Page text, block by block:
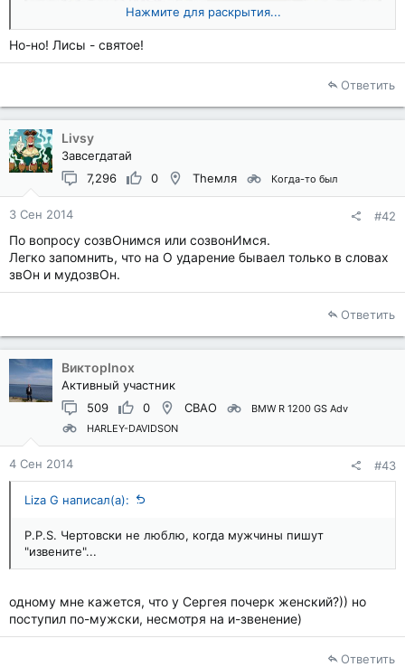
Нажмите для раскрытия...
Но-но! Лисы - святое!
Ответить
Livsy
Завсегдатай
7,296
0 Theмля Когда-то был
3 Сен 2014 #42
По вопросу созвОнимся или созвонИмся.
Легко запомнить, что на О ударение бываел только в словах
звОн и мудозвОн.
Ответить
ВикторInox
Активный участник
509
0 СВАО
BMW R 1200 GS Adv
HARLEY-DAVIDSON
4 Сен 2014 #43
Liza G написал(а):
P.P.S. Чертовски не люблю, когда мужчины пишут
"извените"...
одному мне кажется, что у Сергея почерк женский?)) но
поступил по-мужски, несмотря на и-звенение)
Ответить